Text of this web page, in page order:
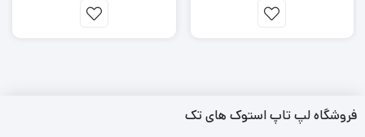
فروشگاه لپ تاپ استوک های تک